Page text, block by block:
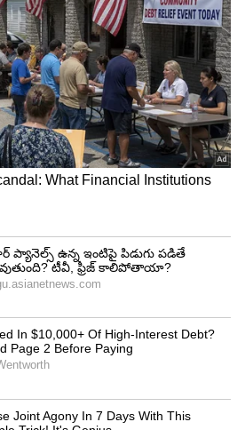
అర్జున్ పరువు తీసేసిన
హీరోయిన్ తో గొడవ
ప్రభావతి కోపంతో
పట్టుకొని నిలదీస్తుంది. దీంతో..
కల్పన దగ్గర డబ్బులు